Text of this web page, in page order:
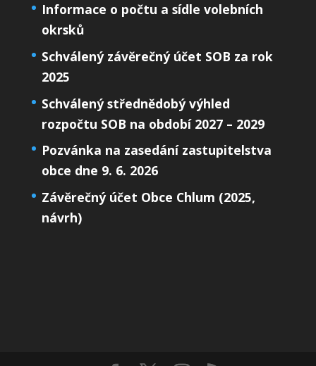
Informace o počtu a sídle volebních
okrsků
Schválený závěrečný účet SOB za rok
2025
Schválený střednědobý výhled
rozpočtu SOB na období 2027 – 2029
Pozvánka na zasedání zastupitelstva
obce dne 9. 6. 2026
Závěrečný účet Obce Chlum (2025,
návrh)